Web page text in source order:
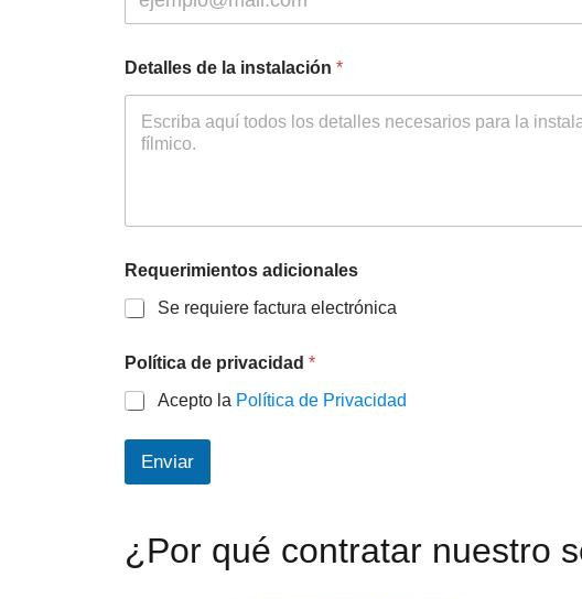
Detalles de la instalación *
Requerimientos adicionales
Se requiere factura electrónica
Política de privacidad *
Acepto la Política de Privacidad
Enviar
¿Por qué contratar nuestro